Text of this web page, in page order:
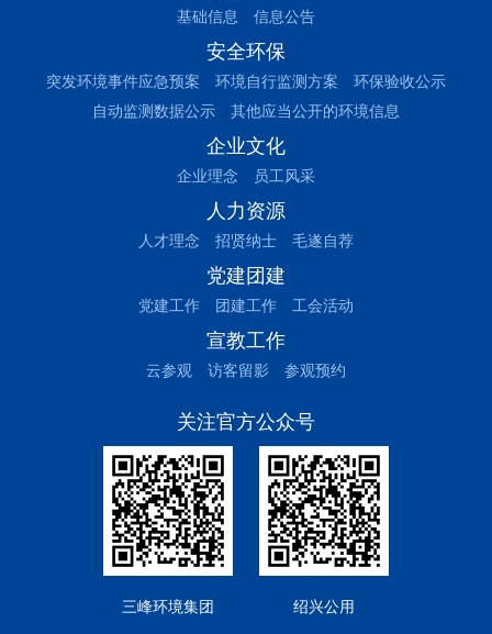
基础信息 信息公告
安全环保
突发环境事件应急预案 环境自行监测方案
环保验收公示
自动监测数据公示
其他应当公开的环境信息
企业文化
企业理念 员工风采
人力资源
人才理念 招贤纳士 毛遂自荐
党建团建
党建工作 团建工作 工会活动
宣教工作
云参观 访客留影 参观预约
关注官方公众号
三峰环境集团 绍兴公用